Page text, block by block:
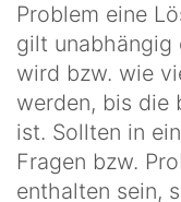
Problem eine
gilt
wird bzw. wie
werden, bis die
ist. Sollten in
Fragen bzw.
enthalten sein,